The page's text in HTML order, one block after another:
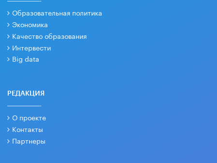
Образовательная политика
Экономика
Качество образования
Интервести
Big data
РЕДАКЦИЯ
О проекте
Контакты
Партнеры